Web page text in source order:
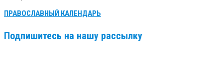
ПРАВОСЛАВНЫЙ КАЛЕНДАРЬ
Подпишитесь на нашу рассылку